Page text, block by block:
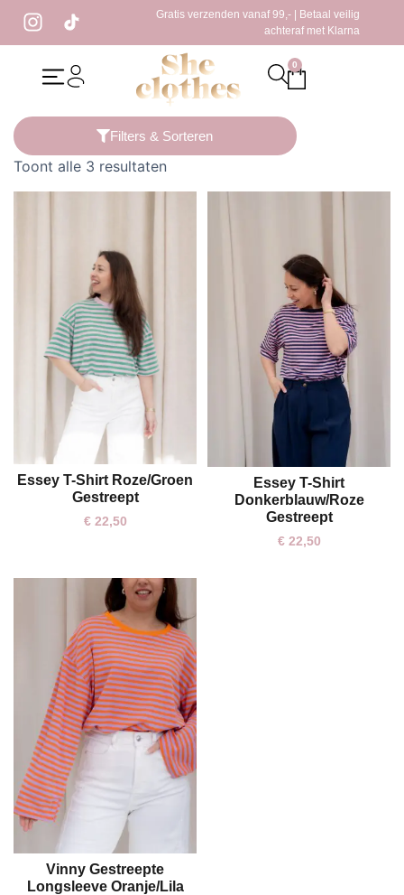
Gratis verzenden vanaf 99,- | Betaal veilig
achteraf met Klarna
0
/ Producten getagged “longsleeve blauw”
Filters & Sorteren
Toont alle 3 resultaten
One size
Essey T-Shirt Roze/Groen
Gestreept
€22,50
One size
Essey T-Shirt
Donkerblauw/Roze
Gestreept
€22,50
One size
Vinny Gestreepte
Longsleeve Oranje/Lila